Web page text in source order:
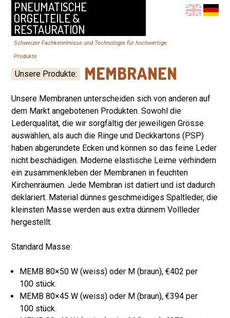
PNEUMATISCHE
ORGELTEILE &
RESTAURATION
Schweizer Fachkenntnisse und Technologie für hochwertige
Produkte
Unsere Produkte: MEMBRANEN
Unsere Membranen unterscheiden sich von anderen auf
dem Markt angebotenen Produkten. Sowohl die
Lederqualität, die wir sorgfältig der jeweiligen Grösse
auswählen, als auch die Ringe und Deckkartons (PSP)
haben abgerundete Ecken und können so das feine Leder
nicht beschädigen. Moderne elastische Leime verhindern
ein zusammenkleben der Membranen in feuchten
Kirchenräumen. Jede Membran ist datiert und ist dadurch
deklariert. Material dünnes geschmeidiges Spaltleder, die
kleinsten Masse werden aus extra dünnem Vollleder
hergestellt.
Standard Masse:
MEMB 80×50 W (weiss) oder M (braun), €402 per
100 stück.
MEMB 80×45 W (weiss) oder M (braun), €394 per
100 stück.